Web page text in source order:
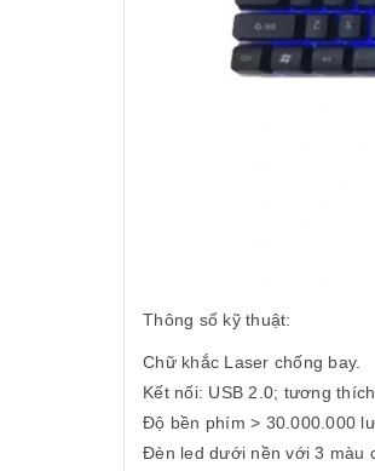
Thông số kỹ thuật:
Chữ khắc Laser chống bay.
Kết nối: USB 2.0; tương
Độ bền phím > 30.000.000
Đèn led dưới nền với 3 màu